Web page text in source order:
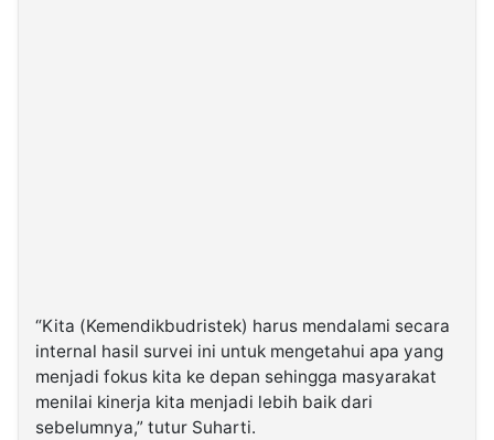
“Kita (Kemendikbudristek) harus mendalami secara
internal hasil survei ini untuk mengetahui apa yang
menjadi fokus kita ke depan sehingga masyarakat
menilai kinerja kita menjadi lebih baik dari
sebelumnya,” tutur Suharti.